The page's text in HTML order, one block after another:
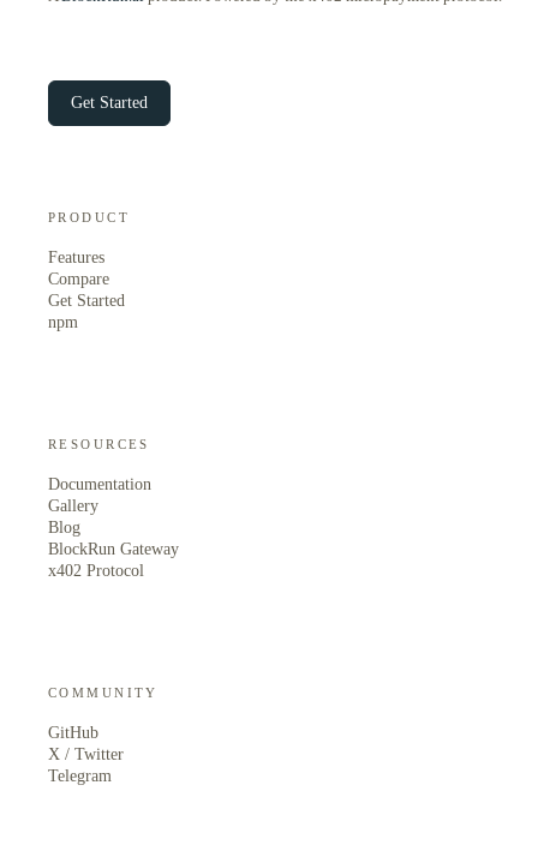
Get Started
PRODUCT
Features
Compare
Get Started
npm
RESOURCES
Documentation
Gallery
Blog
BlockRun Gateway
x402 Protocol
COMMUNITY
GitHub
X / Twitter
Telegram